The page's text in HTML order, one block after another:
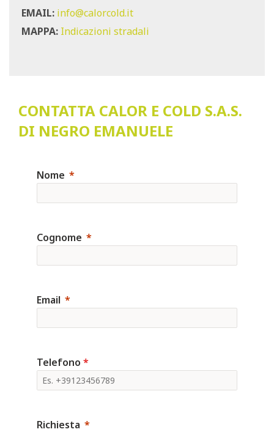
EMAIL: info@calorcold.it
MAPPA: Indicazioni stradali
CONTATTA CALOR E COLD S.A.S.
DI NEGRO EMANUELE
Nome
Cognome
Email
Telefono *
Richiesta